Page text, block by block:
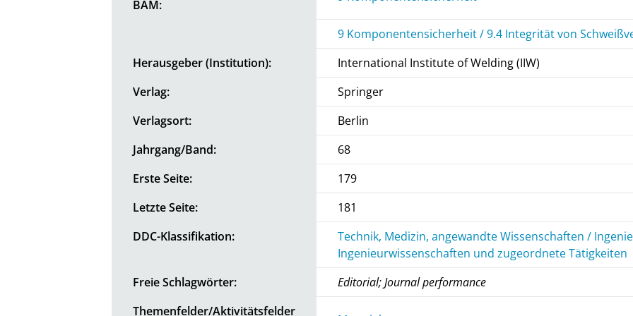
BAM:
9 Komponentensicherheit / 9.4 Integrität von
Herausgeber (Institution):
International Institute of Welding (IIW)
Verlag:
Springer
Verlagsort:
Berlin
Jahrgang/Band:
68
Erste Seite:
179
Letzte Seite:
181
DDC-Klassifikation:
Technik, Medizin, angewandte Wissenschaften /
Ingenieurwissenschaften und zugeordnete Tätigkeiten
Freie Schlagwörter:
Editorial; Journal performance
Themenfelder/Aktivitätsfelder